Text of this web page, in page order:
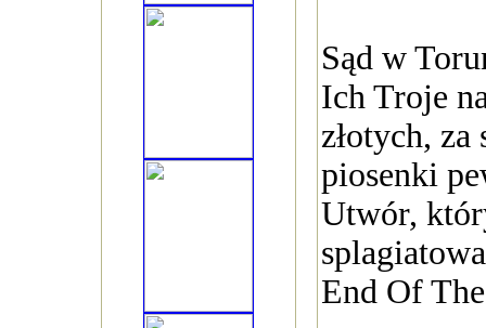
Sąd w
Ich Troje
złotych,
piosenki
Utwór,
End Of